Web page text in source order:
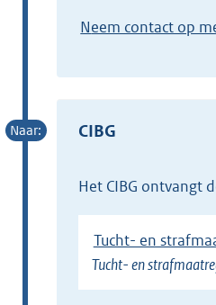
Neem contact op
CIBG
het CIBG ontvangt
Tucht- en
Tucht- en